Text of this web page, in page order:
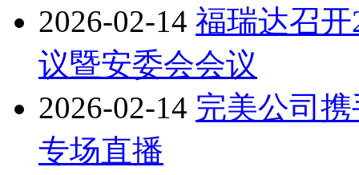
2026-02-14 福瑞达召
议暨安委会会议
2026-02-14 完美公司
专场直播